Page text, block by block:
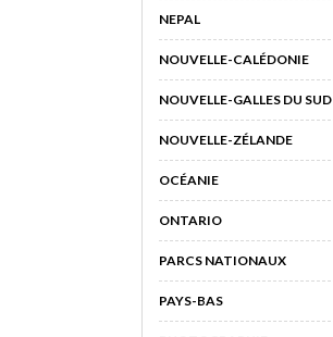
NEPAL
NOUVELLE-CALÉDONIE
NOUVELLE-GALLES DU SUD
NOUVELLE-ZÉLANDE
OCÉANIE
ONTARIO
PARCS NATIONAUX
PAYS-BAS